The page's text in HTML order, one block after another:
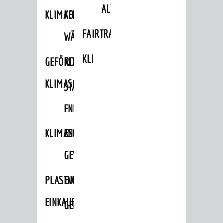
KLIMAFITKOMMUNALE
WÄRMEPLANUNG
GEFÖRDERTE
KLIMASCHUTZMASSNAHMEN
KLIMASCHUTZKONZEPT
STÄDTISCHES
ENERGIEMANAGEMENT
KLIMASCHUTZKOMMISSION
ENERGIEKARAWANE
GEWERBE
PLASTIKTÜTENFREIE
EINKAUFSSTADT
EVENTS
GEMEINSAME
ALTLASTEN
FAIRTRADE
KLEIDERTAUSCHBÖRSE